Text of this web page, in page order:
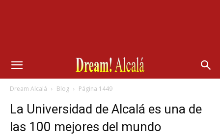
Dream Alcalá Blog Página 1449
La Universidad de Alcalá es una de
las 100 mejores del mundo